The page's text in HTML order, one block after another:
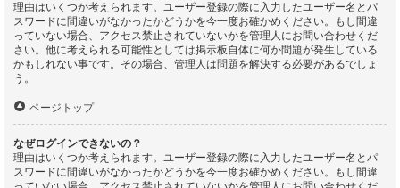
理由はいくつか考えられます。ユーザー登録の際に入力したユーザー名とパ
スワードに間違いがなかったかどうかを今一度お確かめください。もし間違
っていない場合、アクセス禁止されていないかを管理人にお問い合わせくだ
さい。他に考えられる可能性としては掲示板自体に何か問題が発生している
かもしれない事です。その場合、管理人は問題を解決する必要があるでしょ
う。
ページトップ
なぜログインできないの？
理由はいくつか考えられます。ユーザー登録の際に入力したユーザー名とパ
スワードに間違いがなかったかどうかを今一度お確かめください。もし間違